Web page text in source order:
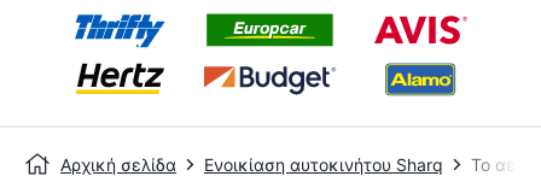
Αρχική σελίδα Ενοικίαση αυτοκινήτου Sharq Το